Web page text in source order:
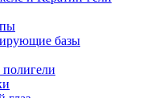
базы